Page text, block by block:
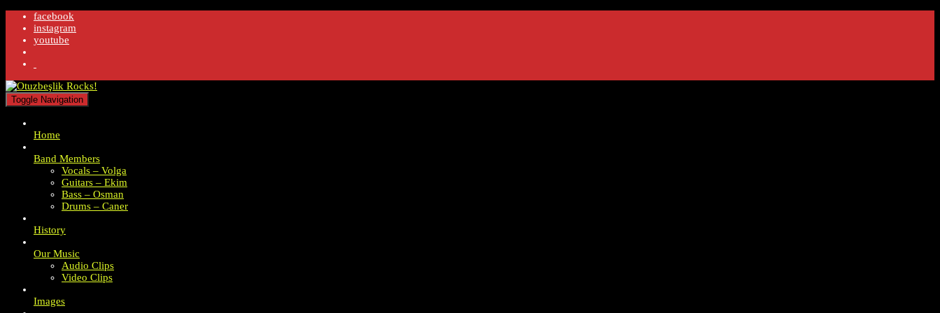
facebook
instagram
youtube
Toggle Navigation
Home
Band Members
Vocals – Volga
Guitars – Ekim
Bass – Osman
Drums – Caner
History
Our Music
Audio Clips
Video Clips
Images